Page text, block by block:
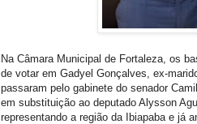
Na Câmara Municipal de Fortaleza, os
de votar em Gadyel Gonçalves, ex-
passaram pelo gabinete do senador
em substituição ao deputado Alysson
representando a região da Ibiapaba e já